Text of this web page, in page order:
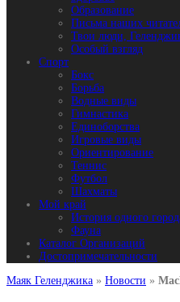
Образование
Письма наших
Твои люди,
Особый взгляд
Спорт
Бокс
Борьба
Водные виды
Гимнастика
Единоборства
Игровые виды
Ориентирование
Теннис
Футбол
Шахматы
Мой край
История одного
Фауна
Каталог Организаций
Достопримечательности
Маяк Геленджика » Новости »